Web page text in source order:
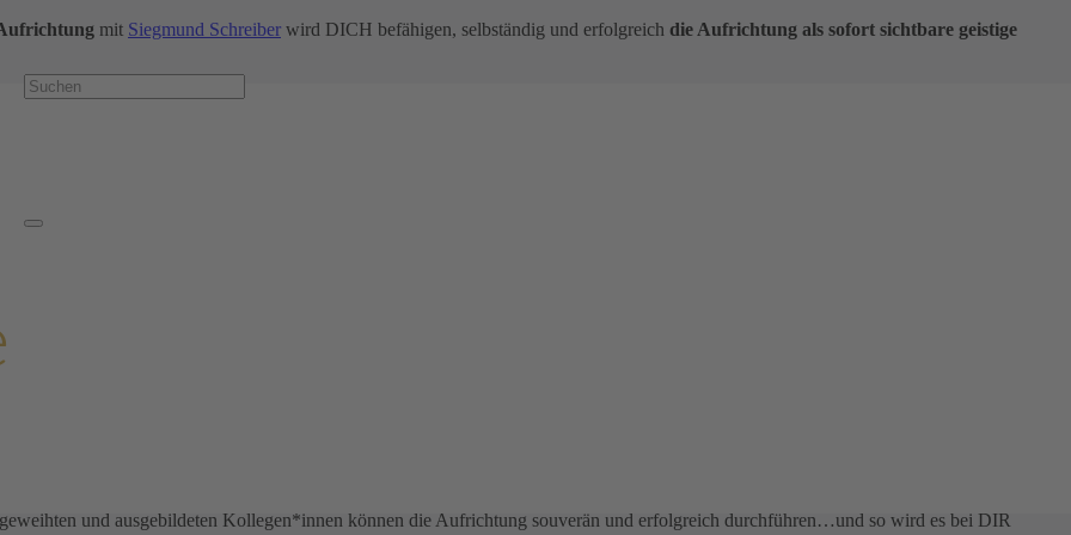
mit Siegmund Schreiber wird DICH befähigen, selbständig und erfolgreich die Aufrichtung als sofort sichtbare geistige
Einweihungen, Ausbildungen etc. notwendig – WICHTIGER ist,
und ausgebildeten Kollegen*innen können die Aufrichtung souverän und erfolgreich durchführen…und so wird es bei DIR